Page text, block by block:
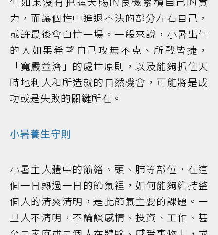
力，而讓個性中進退不決的部分左右自己，
或許最後會白忙一場。一般來說，小暑出生
的人如果希望自己攻無不克、所戰皆捷，
「寬嚴並濟」的處世原則，以及能夠抓住天
時地利人和所造就的自然機會，可能將是成
功或是失敗的關鍵所在。
小暑養生守則
小暑主人體中的筋絡、頭、肺等部位，在這
個一日熱過一日的節氣裡，如何能夠維持整
個人的清爽清明，是此節氣主要的課題。一
旦人不清明，不論談感情、投資、工作、甚